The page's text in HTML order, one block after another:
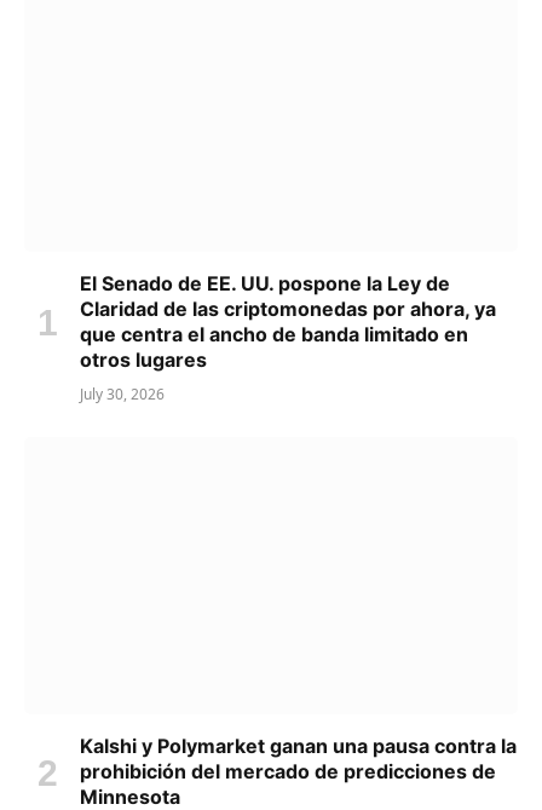
El Senado de EE. UU. pospone la Ley de
Claridad de las criptomonedas por ahora, ya
que centra el ancho de banda limitado en
otros lugares
July 30, 2026
Kalshi y Polymarket ganan una pausa contra la
prohibición del mercado de predicciones de
Minnesota